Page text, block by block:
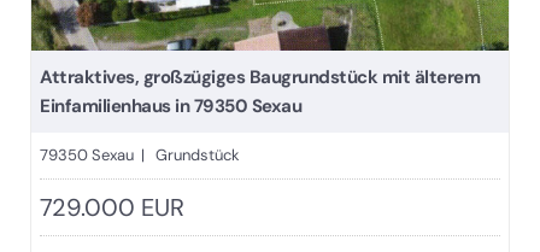
Attraktives, großzügiges Baugrundstück mit älterem
Einfamilienhaus in 79350 Sexau
79350 Sexau | Grundstück
729.000 EUR